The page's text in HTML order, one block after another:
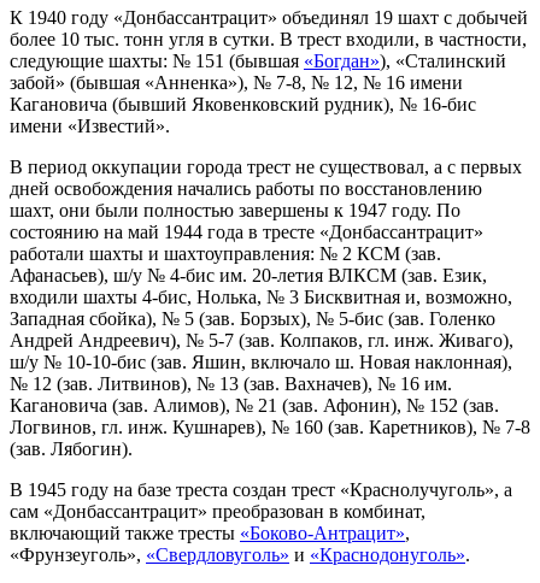
К 1940 году «Донбассантрацит» объединял 19 шахт с добычей
более 10 тыс. тонн угля в сутки. В трест входили, в частности,
следующие шахты: № 151 (бывшая «Богдан»), «Сталинский
забой» (бывшая «Анненка»), № 7-8, № 12, № 16 имени
Кагановича (бывший Яковенковский рудник), № 16-бис
имени «Известий».
В период оккупации города трест не существовал, а с первых
дней освобождения начались работы по восстановлению
шахт, они были полностью завершены к 1947 году. По
состоянию на май 1944 года в тресте «Донбассантрацит»
работали шахты и шахтоуправления: № 2 КСМ (зав.
Афанасьев), ш/у № 4-бис им. 20-летия ВЛКСМ (зав. Език,
входили шахты 4-бис, Нолька, № 3 Бисквитная и, возможно,
Западная сбойка), № 5 (зав. Борзых), № 5-бис (зав. Голенко
Андрей Андреевич), № 5-7 (зав. Колпаков, гл. инж. Живаго),
ш/у № 10-10-бис (зав. Яшин, включало ш. Новая наклонная),
№ 12 (зав. Литвинов), № 13 (зав. Вахначев), № 16 им.
Кагановича (зав. Алимов), № 21 (зав. Афонин), № 152 (зав.
Логвинов, гл. инж. Кушнарев), № 160 (зав. Каретников), № 7-8
(зав. Лябогин).
В 1945 году на базе треста создан трест «Краснолучуголь», а
сам «Донбассантрацит» преобразован в комбинат,
включающий также тресты «Боково-Антрацит»,
«Фрунзеуголь», «Свердловуголь» и «Краснодонуголь».